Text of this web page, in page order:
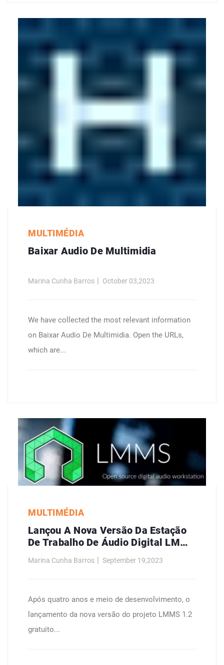
MULTIMÉDIA
Baixar Audio De Multimidia
Marina Cunha Barros October 03,2023
We have collected the most relevant information
on Baixar Audio De Multimidia. Open the URLs,
which are...
MULTIMÉDIA
Lançou A Nova Versão Da Estação
De Trabalho De Áudio Digital LMMS
Marina Cunha Barros September 19,2023
Após quatro anos e meio de desenvolvimento, o
lançamento da nova versão do projeto LMMS 1.2
gratuito...